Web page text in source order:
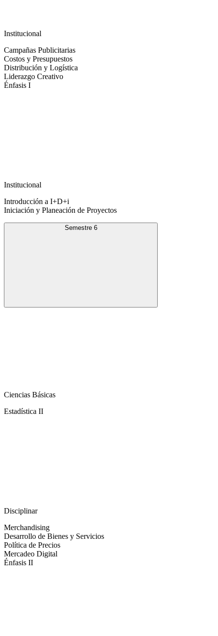
Institucional
Campañas Publicitarias
Costos y Presupuestos
Distribución y Logística
Liderazgo Creativo
Énfasis I
Institucional
Introducción a I+D+i
Iniciación y Planeación de Proyectos
Semestre 6
Ciencias Básicas
Estadística II
Disciplinar
Merchandising
Desarrollo de Bienes y Servicios
Política de Precios
Mercadeo Digital
Énfasis II